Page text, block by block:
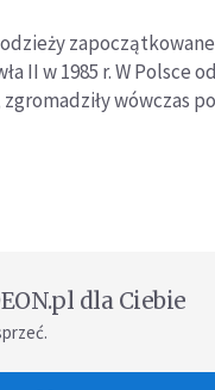
II w 1985 r. W Polsce
wówczas
dla Ciebie